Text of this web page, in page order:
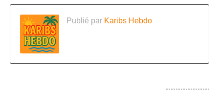
Publié par Karibs Hebdo